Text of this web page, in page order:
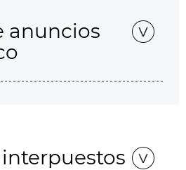
anuncios
interpuestos